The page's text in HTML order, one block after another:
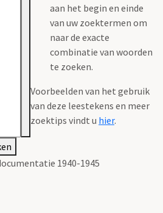
aan het begin en einde
van uw zoektermen om
naar de exacte
combinatie van woorden
te zoeken.
Voorbeelden van het gebruik
van deze leestekens en meer
zoektips vindt u hier.
1940-1945